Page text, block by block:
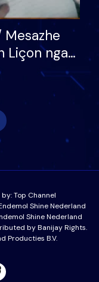
Liçon nga
meritoj…
by:Top Channel
Shine Nederland
Shine Nederland
by Banijay Rights.
Producties B.V.